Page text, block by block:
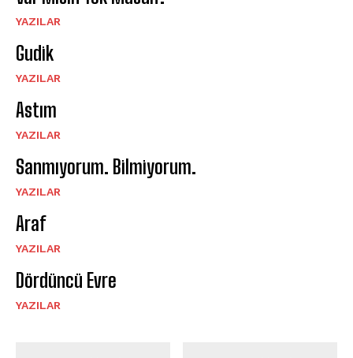
YAZILAR
Gudik
YAZILAR
Astım
YAZILAR
Sanmıyorum. Bilmiyorum.
YAZILAR
Araf
YAZILAR
Dördüncü Evre
YAZILAR